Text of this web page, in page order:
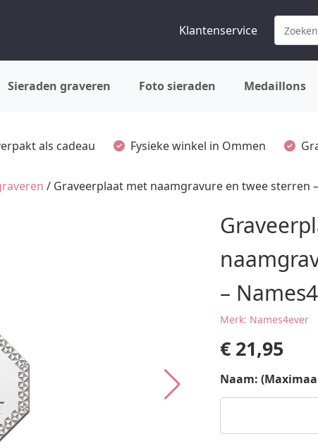
Klantenservice
Sieraden graveren Foto sieraden Medaillons
als cadeau Fysieke winkel in Ommen
/ Graveerplaat met naamgravure en twee sterren
–
Merk: Names4ever
€ 21,95
Naam: